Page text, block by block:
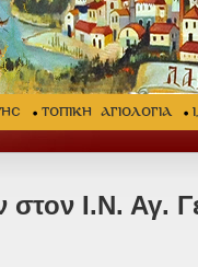
ΤΟΠΙΚΗ ΑΓΙΟΛΟΓΙΑ
στον Ι.Ν. Αγ.